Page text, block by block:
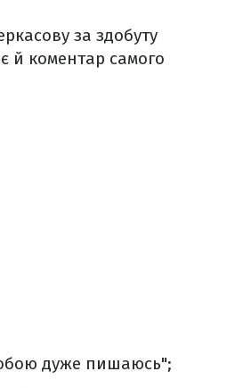
за здобуту
й коментар самого
дуже пишаюсь";